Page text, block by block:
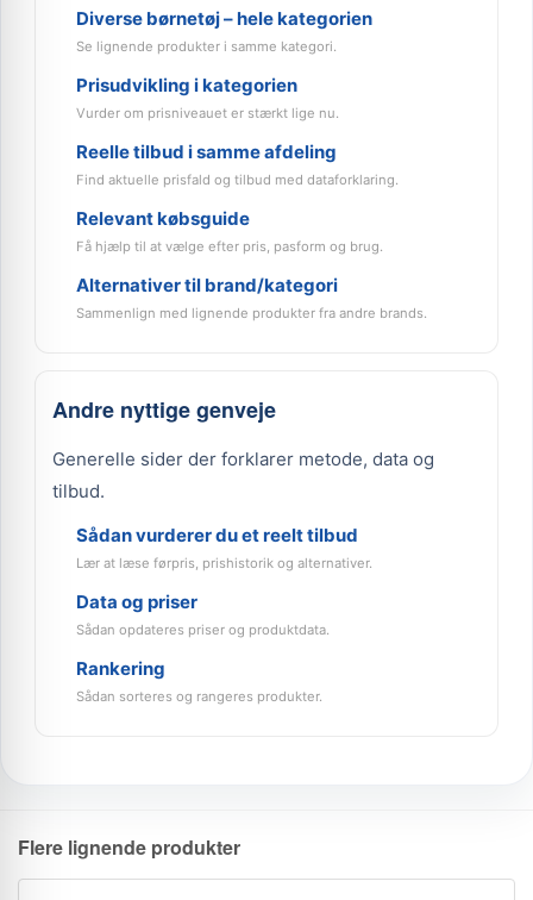
Diverse børnetøj – hele kategorien
Se lignende produkter i samme kategori.
Prisudvikling i kategorien
Vurder om prisniveauet er stærkt lige nu.
Reelle tilbud i samme afdeling
Find aktuelle prisfald og tilbud med dataforklaring.
Relevant købsguide
Få hjælp til at vælge efter pris, pasform og brug.
Alternativer til brand/kategori
Sammenlign med lignende produkter fra andre brands.
Andre nyttige genveje
Generelle sider der forklarer metode, data og
tilbud.
Sådan vurderer du et reelt tilbud
Lær at læse førpris, prishistorik og alternativer.
Data og priser
Sådan opdateres priser og produktdata.
Rankering
Sådan sorteres og rangeres produkter.
Flere lignende produkter